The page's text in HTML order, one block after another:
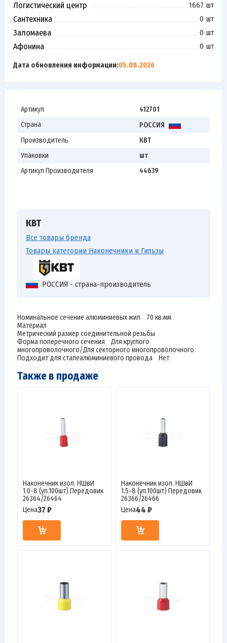
Логистический центр 1667 шт
Сантехника 0 шт
Заломаева 0 шт
Афонина 0 шт
Дата обновления информации:05.08.2026
Артикул
412701
Страна
РОССИЯ
Производитель
КВТ
Упаковки
шт
Артикул Производителя
44639
КВТ
Все товары бренда
Товары категории Наконечники и Гильзы
РОССИЯ - страна-производитель
Номинальное сечение алюминиевых жил 70 кв.мм
Материал
Метрический размер соединительной резьбы
Форма поперечного сечения Для круглого
многопроволочного/Для секторного многопроволочного
Подходит для сталеалюминиевого провода Нет
Также в продаже
Наконечник изол. НШвИ
1.0-8 (уп.100шт) Передовик
26364/26464
Цена37 ₽
Наконечник изол. НШвИ
1.5-8 (уп.100шт) Передовик
26366/26466
Цена44 ₽